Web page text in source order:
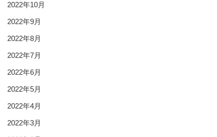
2022年10月
2022年9月
2022年8月
2022年7月
2022年6月
2022年5月
2022年4月
2022年3月